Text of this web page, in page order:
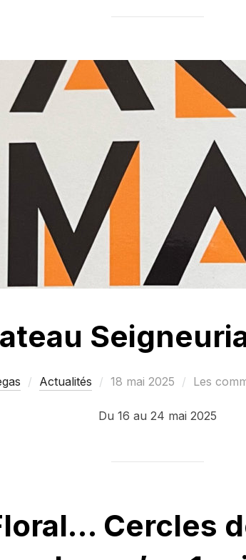
Actualités
Publié
18 mai 2025 Les
Du 16 au 24 mai 2025
Cercles